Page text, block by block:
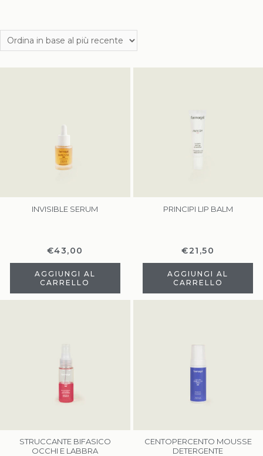
INVISIBLE SERUM
€43,00
AGGIUNGI AL
CARRELLO
PRINCIPI LIP BALM
€21,50
AGGIUNGI AL
CARRELLO
STRUCCANTE BIFASICO
OCCHI E LABBRA
CENTOPERCENTO MOUSSE
DETERGENTE